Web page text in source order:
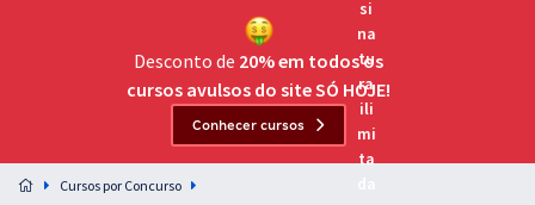
Assinatura OAB Até Passar
Acesso ilimitado a toda preparação para o Exame da
Preparação completa e intensiva para as principais
residências em saúde do Brasil
Desconto de 20% em todos os
cursos avulsos do site SÓ HOJE!
Conhecer cursos
Cursos por Concurso